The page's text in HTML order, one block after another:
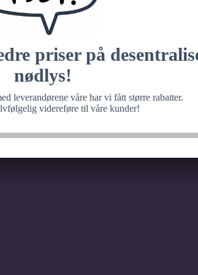
priser på
nødlys!
leverandørene våre har vi fått større rabatter.
videreføre til våre kunder!
fantastisk,
senere.